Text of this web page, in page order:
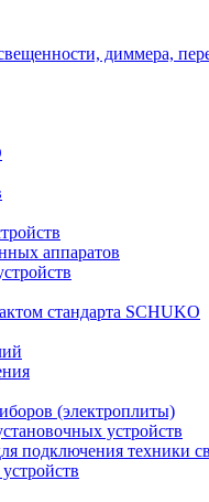
диммера,
аппаратов
стандарта SCHUKO
(электроплиты)
устройств
подключения техники